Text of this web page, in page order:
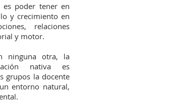
es poder tener en
y crecimiento en
relaciones
y motor.
ninguna otra, la
nativa es
grupos la docente
entorno natural,